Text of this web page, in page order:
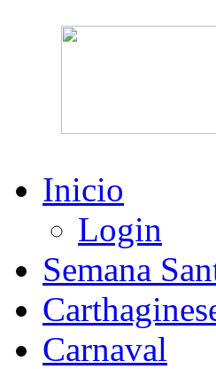
Inicio
Login
Semana
Carnaval